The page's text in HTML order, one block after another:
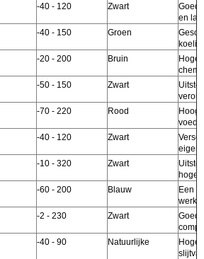
-40 - 120 Zwart
Goed
en
-40 - 150 Groen
-20 - 200 Bruin
Hoge
-50 - 150 Zwart
-70 - 220 Rood
-40 - 120 Zwart
-10 - 320 Zwart
hoge
-60 - 200 Blauw
Een
-2 - 230 Zwart
-40 - 90 Natuurlijke
Hoge